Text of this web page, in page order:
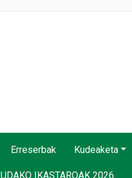
Erreserbak Kudeaketa
UDAKO IKASTAROAK 2026